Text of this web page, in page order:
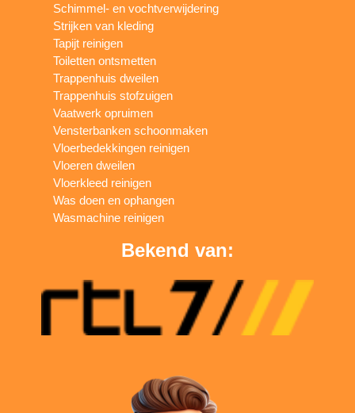
Schimmel- en vochtverwijdering
Strijken van kleding
Tapijt reinigen
Toiletten ontsmetten
Trappenhuis dweilen
Trappenhuis stofzuigen
Vaatwerk opruimen
Vensterbanken schoonmaken
Vloerbedekkingen reinigen
Vloeren dweilen
Vloerkleed reinigen
Was doen en ophangen
Wasmachine reinigen
Bekend van: